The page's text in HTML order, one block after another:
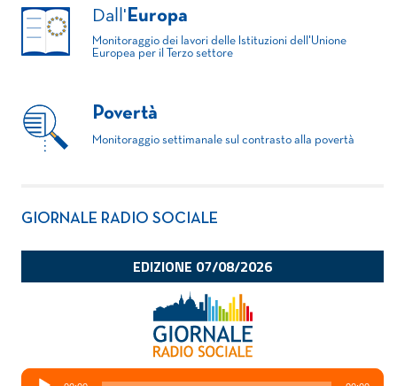
Dall' Europa
Monitoraggio dei lavori delle Istituzioni dell'Unione
Europea per il Terzo settore
Povertà
Monitoraggio settimanale sul contrasto alla povertà
GIORNALE RADIO SOCIALE